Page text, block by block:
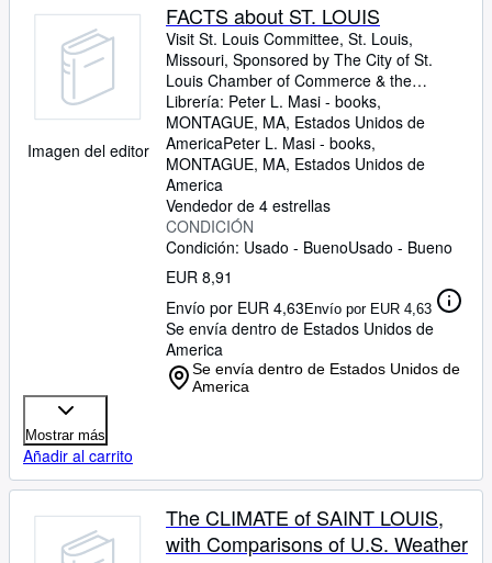
Imagen del editor
FACTS about ST. LOUIS
Visit St. Louis Committee, St. Louis,
Missouri, Sponsored by The City of St.
Louis Chamber of Commerce & the
Business Interests of St. Louis.
Librería: Peter L. Masi - books,
MONTAGUE, MA, Estados Unidos de
AmericaPeter L. Masi - books,
MONTAGUE, MA, Estados Unidos de
America
Vendedor de 4 estrellas
CONDICIÓN
Condición: Usado - BuenoUsado - Bueno
EUR 8,91
Envío por EUR 4,63Envío por EUR 4,63
Se envía dentro de Estados Unidos de
America
Se envía dentro de Estados Unidos de
America
Mostrar más
Añadir al carrito
The CLIMATE of SAINT LOUIS,
with Comparisons of U.S. Weather